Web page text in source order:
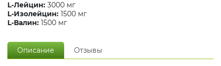
L-Лейцин: 3000 мг
L-Изолейцин: 1500 мг
L-Валин: 1500 мг
Описание Отзывы